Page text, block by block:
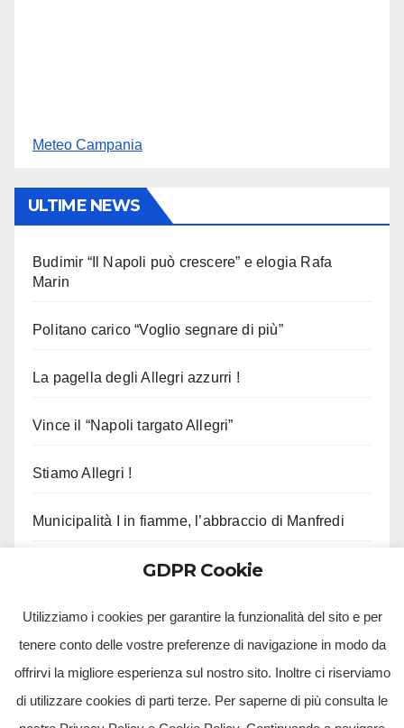
Meteo Campania
ULTIME NEWS
Budimir “Il Napoli può crescere” e elogia Rafa
Marin
Politano carico “Voglio segnare di più”
La pagella degli Allegri azzurri !
Vince il “Napoli targato Allegri”
Stiamo Allegri !
Municipalità I in fiamme, l’abbraccio di Manfredi
Gli aggiornamenti di Musumeci sui fondi per il
GDPR Cookie
Utilizziamo i cookies per garantire la funzionalità del sito e per
tenere conto delle vostre preferenze di navigazione in modo da
offrirvi la migliore esperienza sul nostro sito. Inoltre ci riserviamo
di utilizzare cookies di parti terze. Per saperne di più consulta le